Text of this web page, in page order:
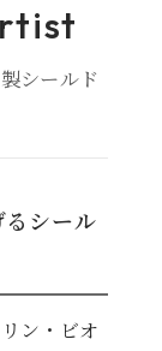
シールド
シール
ン・ビオ